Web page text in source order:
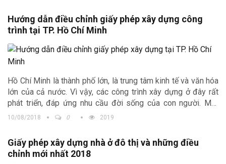
mới nhất về
điều chỉnh giấy phép xây dựng công trình tại
quận Long Biên, Hà Nội đồng thời cung cấp những
thiết kế biệt thự nhà đẹp tại Hà Nội
lựa chọn được một không gian sống ưng ý cho gia đình.
Hướng dẫn điều chỉnh giấy phép xây dựng công
trình tại TP. Hồ Chí Minh
Hồ Chí Minh là thành phố lớn, là trung tâm kinh tế và văn hóa
lớn của cả nước. Vì vậy, các công trình xây dựng ở đây rất
phát triển, đáp ứng nhu cầu đời sống của con người. Một
trong những thành phố lớn của cả nước,
được đảm bảo tiến độ, nhanh chóng đi vào hoàn thiện, chúng
tôi xin cung cấp tới các bạn thủ tục điều chỉnh giấy phép
xây dựng công trình tại thành phố Hồ Chí Minh.
10/08/2018 0 2019
Giấy phép xây dựng nhà ở đô thị và những điều
chỉnh mới nhất 2018